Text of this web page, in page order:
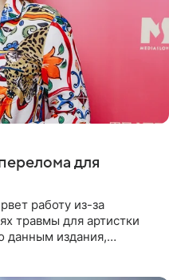
для
работу из-за
травмы для артистки
данным издания,